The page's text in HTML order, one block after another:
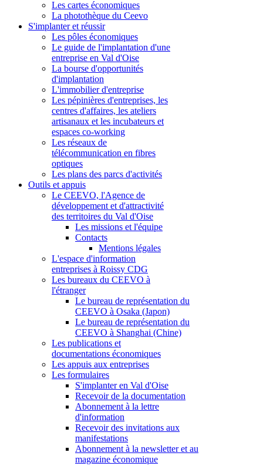
Les cartes économiques
La photothèque du Ceevo
S'implanter et réussir
Les pôles économiques
Le guide de l'implantation d'une
entreprise en Val d'Oise
La bourse d'opportunités
d'implantation
L'immobilier d'entreprise
Les pépinières d'entreprises, les
centres d'affaires, les ateliers
artisanaux et les incubateurs et
espaces co-working
Les réseaux de
télécommunication en fibres
optiques
Les plans des parcs d'activités
Outils et appuis
Le CEEVO, l'Agence de
développement et d'attractivité
des territoires du Val d'Oise
Les missions et l'équipe
Contacts
Mentions légales
L'espace d'information
entreprises à Roissy CDG
Les bureaux du CEEVO à
l'étranger
Le bureau de représentation du
CEEVO à Osaka (Japon)
Le bureau de représentation du
CEEVO à Shanghai (Chine)
Les publications et
documentations économiques
Les appuis aux entreprises
Les formulaires
S'implanter en Val d'Oise
Recevoir de la documentation
Abonnement à la lettre
d'information
Recevoir des invitations aux
manifestations
Abonnement à la newsletter et au
magazine économique